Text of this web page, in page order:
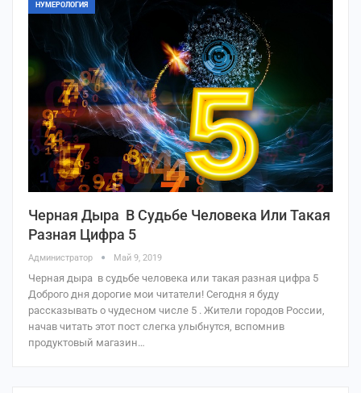
НУМЕРОЛОГИЯ
Черная Дыра В Судьбе Человека Или Такая
Разная Цифра 5
Администратор Май 9, 2019
Черная дыра в судьбе человека или такая разная цифра 5
Доброго дня дорогие мои читатели! Сегодня я буду
рассказывать о чудесном числе 5 . Жители городов России,
начав читать этот пост слегка улыбнутся, вспомнив
продуктовый магазин…